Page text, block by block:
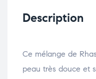
Description
Ce mélange de
peau très douce et